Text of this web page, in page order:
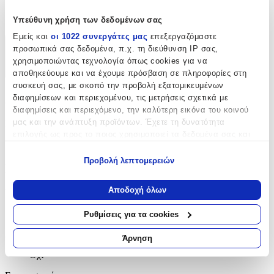
Υπεύθυνη χρήση των δεδομένων σας
Εμείς και οι 1022 συνεργάτες μας επεξεργαζόμαστε
προσωπικά σας δεδομένα, π.χ. τη διεύθυνση IP σας,
χρησιμοποιώντας τεχνολογία όπως cookies για να
αποθηκεύουμε και να έχουμε πρόσβαση σε πληροφορίες στη
συσκευή σας, με σκοπό την προβολή εξατομικευμένων
διαφημίσεων και περιεχομένου, τις μετρήσεις σχετικά με
διαφημίσεις και περιεχόμενο, την καλύτερη εικόνα του κοινού
μας και την ανάπτυξη προϊόντων. Έχετε τη δυνατότητα
Να συλλέξουμε πληροφορίες σχετικά με τη γεωγραφική
σας τοποθεσία, οι οποίες μπορεί να είναι ακριβείς σε
απόσταση μερικών μέτρων
Να αναγνωρίσουμε τη συσκευή σας σαρώνοντας ενεργά
για συγκεκριμένα χαρακτηριστικά (δακτυλικό αποτύπωμα)
Μάθετε περισσότερα σχετικά με τον τρόπο επεξεργασίας των
προσωπικών σας δεδομένων και καθορίστε τις προτιμήσεις σας
Προβολή λεπτομερειών
Αποδοχή όλων
Ρυθμίσεις για τα cookies
Άρνηση
Λαιμού
Χαρακτηριστικά
+
Χαρακτηριστικά
Κατασκευαστής:
StanStefan
Βασικά Χαρακτηριστικά
Ανοξείδωτο Ατσάλι
Δίχρωμη
Όχι